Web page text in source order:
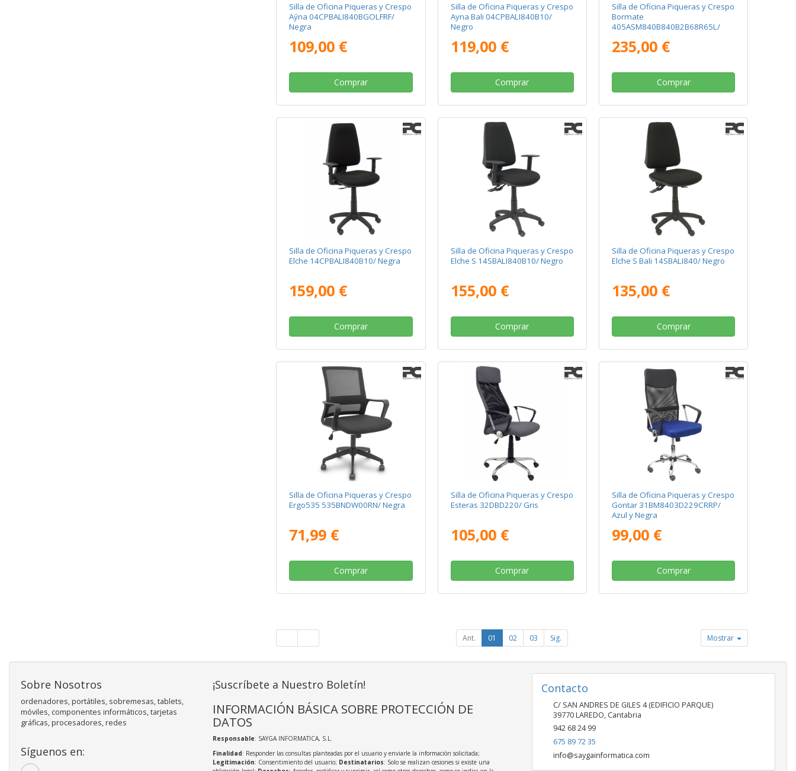
Silla de Oficina Piqueras y Crespo
Aýna 04CPBALI840BGOLFRF/
Negra
109,00 €
Comprar
Silla de Oficina Piqueras y Crespo
Ayna Bali 04CPBALI840B10/
Negro
119,00 €
Comprar
Silla de Oficina Piqueras y Crespo
Bormate
405ASM840B840B2B68R65L/
235,00 €
Comprar
Silla de Oficina Piqueras y Crespo
Elche 14CPBALI840B10/ Negra
159,00 €
Comprar
Silla de Oficina Piqueras y Crespo
Elche S 14SBALI840B10/ Negro
155,00 €
Comprar
Silla de Oficina Piqueras y Crespo
Elche S Bali 14SBALI840/ Negro
135,00 €
Comprar
Silla de Oficina Piqueras y Crespo
Ergo535 535BNDW00RN/ Negra
71,99 €
Comprar
Silla de Oficina Piqueras y Crespo
Esteras 32DBD220/ Gris
105,00 €
Comprar
Silla de Oficina Piqueras y Crespo
Gontar 31BM8403D229CRRP/
Azul y Negra
99,00 €
Comprar
Ant. 01 02 03 Sig. Mostrar
Sobre Nosotros
ordenadores, portátiles, sobremesas, tablets,
móviles, componentes informáticos, tarjetas
gráficas, procesadores, redes
Síguenos en:
¡Suscríbete a Nuestro Boletín!
INFORMACIÓN BÁSICA SOBRE PROTECCIÓN DE
DATOS
Responsable: SAYGA INFORMATICA, S.L.
Finalidad: Responder las consultas planteadas por el usuario y enviarle la información solicitada;
Legitimación: Consentimiento del usuario; Destinatarios: Solo se realizan cesiones si existe una
Contacto
C/ SAN ANDRES DE GILES 4 (EDIFICIO PARQUE)
39770LAREDO, Cantabria
942 68 24 99
675 89 72 35
info@saygainformatica.com